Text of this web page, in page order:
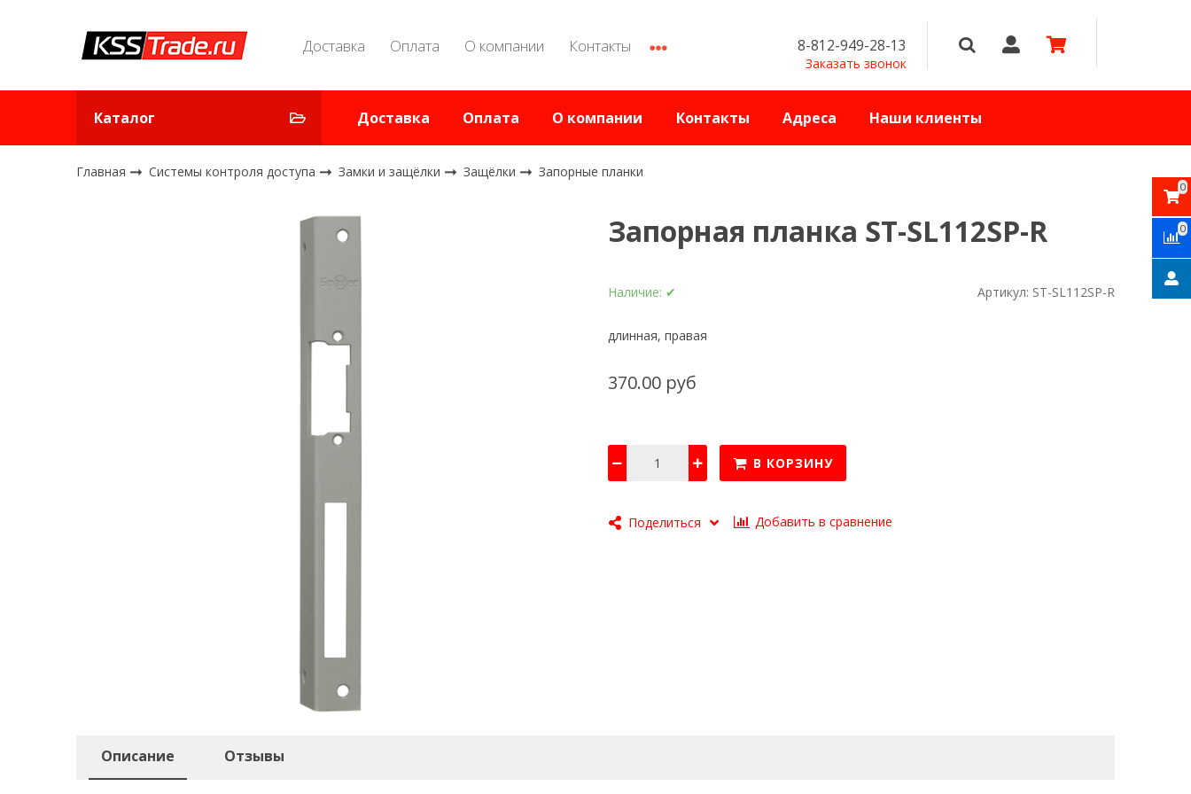
8-812-949-28-13
Заказать звонок
Доставка Оплата О компании Контакты
Каталог Доставка Оплата О компании Контакты Адреса Наши клиенты
Главная Системы контроля доступа Замки и защёлки Защёлки Запорные планки
Запорная планка ST-SL112SP-R
Наличие: ✔ Артикул: ST-SL112SP-R
длинная, правая
370.00 руб
В КОРЗИНУ
Поделиться Добавить в сравнение
Описание Отзывы
0
0